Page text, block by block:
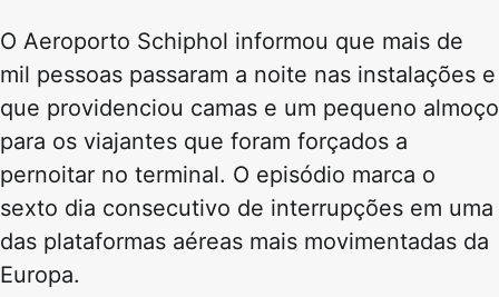
O Aeroporto Schiphol informou que mais de
mil pessoas passaram a noite nas instalações e
que providenciou camas e um pequeno almoço
para os viajantes que foram forçados a
pernoitar no terminal. O episódio marca o
sexto dia consecutivo de interrupções em uma
das plataformas aéreas mais movimentadas da
Europa.